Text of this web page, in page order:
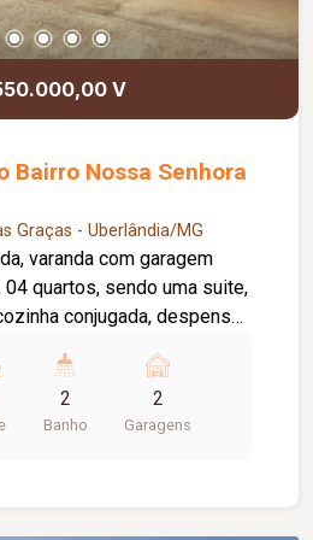
V
Bairro Nossa Senhora
Graças - Uberlândia/MG
2
Banho
2
Garagens